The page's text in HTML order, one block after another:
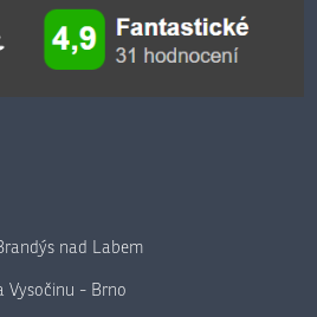
nad Labem
Vysočinu - Brno